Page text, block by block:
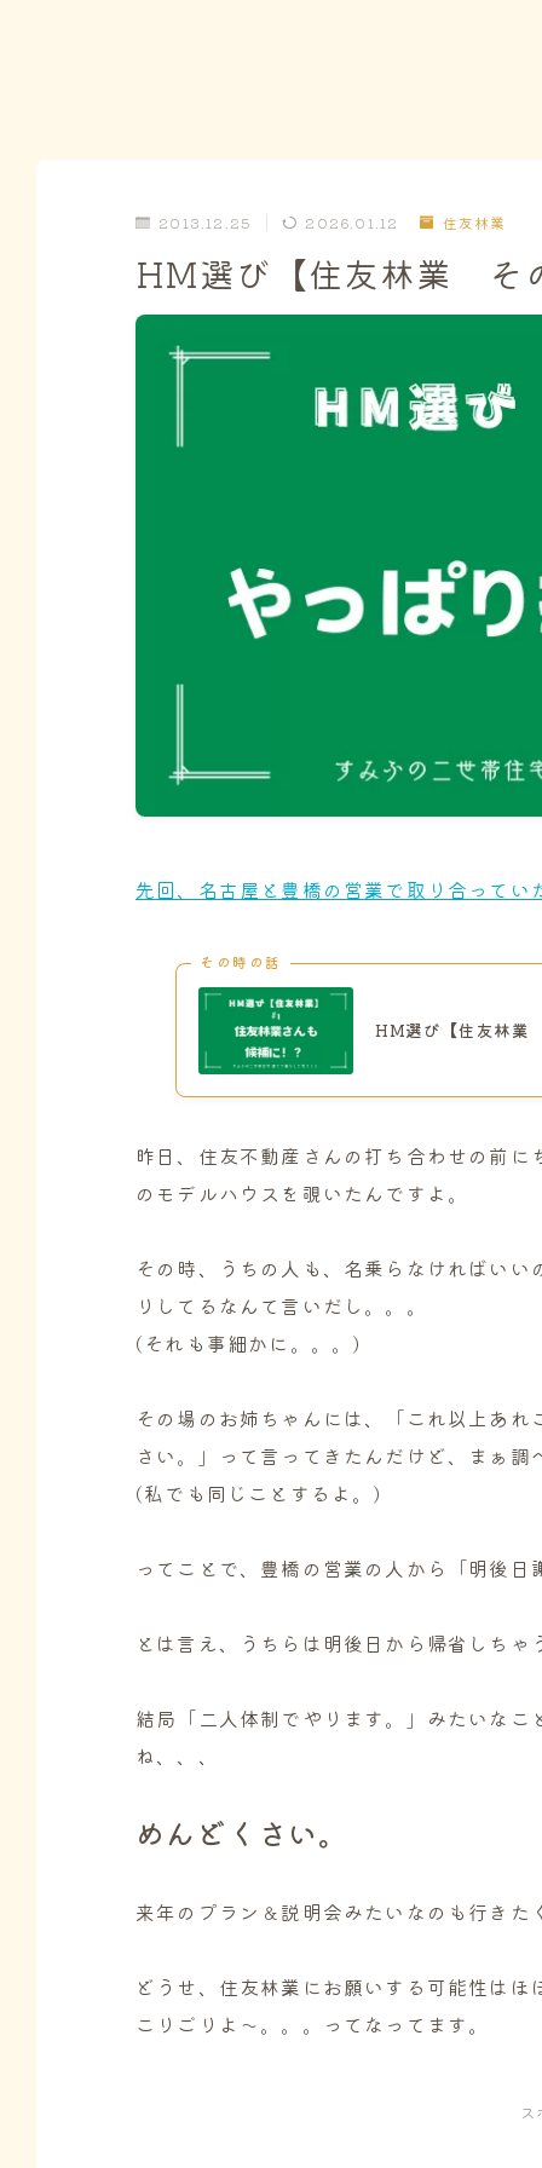
2013.12.25 2026.01.12 住友林業
HM選び【住友林業 そ
先回、名古屋と豊橋の営業で取り合ってい
その時の話
HM選び【住友林業
昨日、住友不動産さんの打ち合わせの前
のモデルハウスを覗いたんですよ。
その時、うちの人も、名乗らなければい
りしてるなんて言いだし。。。
(それも事細かに。。。)
その場のお姉ちゃんには、「これ以上あ
さい。」って言ってきたんだけど、まぁ
(私でも同じことするよ。)
ってことで、豊橋の営業の人から「明後
とは言え、うちらは明後日から帰省しち
結局「二人体制でやります。」みたいな
ね、、、
めんどくさい。
来年のプラン＆説明会みたいなのも行きた
どうせ、住友林業にお願いする可能性は
こりごりよ～。。。ってなってます。
ス